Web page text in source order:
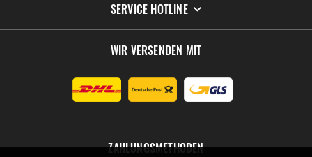
SERVICE HOTLINE
WIR VERSENDEN MIT
ZAHLUNGSMETHODEN